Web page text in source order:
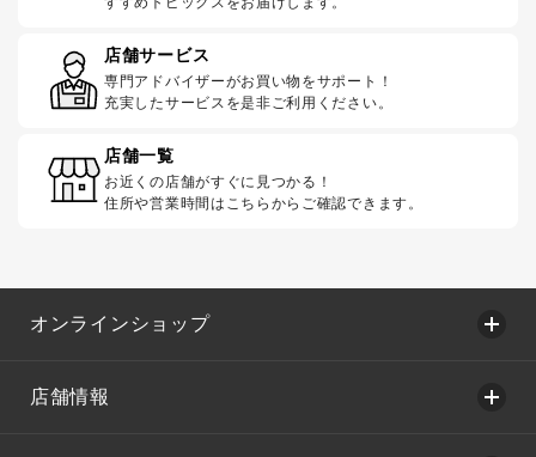
店舗サービス
専門アドバイザーがお買い物をサポート！
充実したサービスを是非ご利用ください。
店舗一覧
お近くの店舗がすぐに見つかる！
住所や営業時間はこちらからご確認できます。
オンラインショップ
店舗情報